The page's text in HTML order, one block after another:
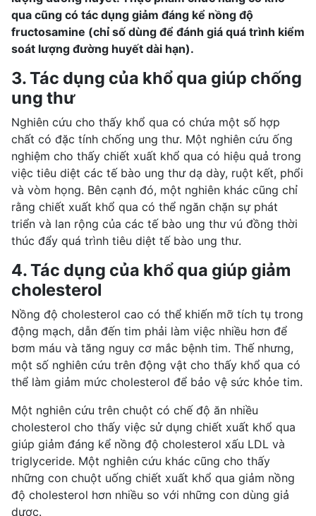
qua cũng có tác dụng giảm đáng kể nồng độ
fructosamine (chỉ số dùng để đánh giá quá trình kiểm
soát lượng đường huyết dài hạn).
3. Tác dụng của khổ qua giúp chống
ung thư
Nghiên cứu cho thấy khổ qua có chứa một số hợp
chất có đặc tính chống ung thư. Một nghiên cứu ống
nghiệm cho thấy chiết xuất khổ qua có hiệu quả trong
việc tiêu diệt các tế bào ung thưdạ dày, ruột kết, phổi
và vòm họng. Bên cạnh đó, một nghiên khác cũng chỉ
rằng chiết xuất khổ qua có thể ngăn chặn sự phát
triển và lan rộng của các tế bào ung thư vú đồng thời
thúc đẩy quá trình tiêu diệt tế bào ung thư.
4. Tác dụng của khổ qua giúp giảm
cholesterol
Nồng độ cholesterol cao có thể khiến mỡ tích tụ trong
động mạch, dẫn đến tim phải làm việc nhiều hơn để
bơm máu và tăng nguy cơ mắc bệnh tim. Thế nhưng,
một số nghiên cứu trên động vật cho thấy khổ qua có
thể làm giảm mức cholesterol để bảo vệ sức khỏe tim.
Một nghiên cứu trên chuột có chế độ ăn nhiều
cholesterol cho thấy việc sử dụng chiết xuất khổ qua
giúp giảm đáng kể nồng độ cholesterol xấu LDL và
triglyceride. Một nghiên cứu khác cũng cho thấy
những con chuột uống chiết xuất khổ qua giảm nồng
độ cholesterol hơn nhiều so với những con dùng giả
dược.